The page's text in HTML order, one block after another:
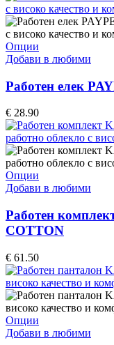
be
chosen
on
product
page
Опции
product
multiple
variants.
The
options
may
be
chosen
the
product
Добави в любими
Работен елек
€ 28.90
Опции
product
multiple
variants.
The
may
be
chosen
on
the
product
page
Добави в любими
Работен
COTTON
€ 61.50
Опции
product
Добави в любими